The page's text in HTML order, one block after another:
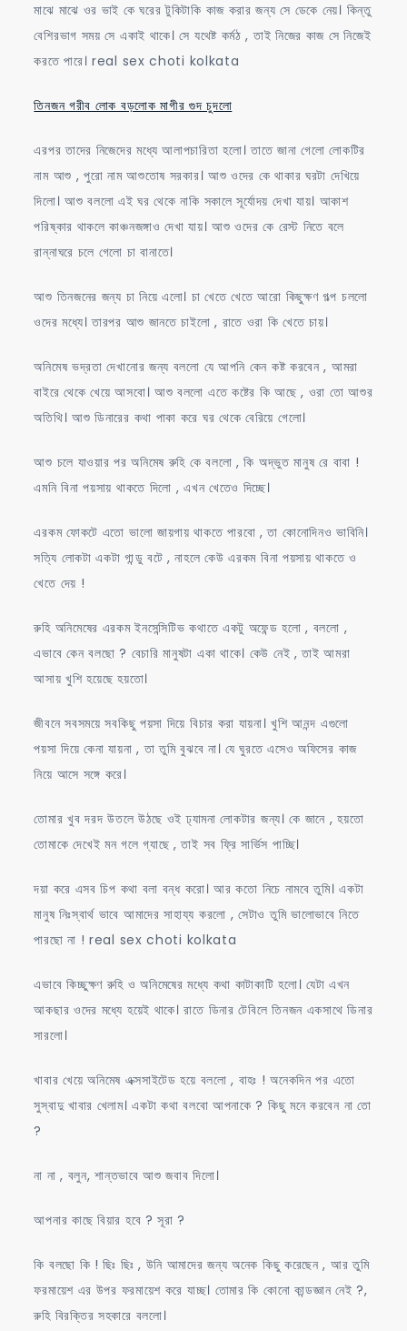
মাঝে মাঝে ওর ভাই কে ঘরের টুকিটাকি কাজ করার জন্য সে ডেকে নেয়। কিন্তু
বেশিরভাগ সময় সে একাই থাকে। সে যথেষ্ট কর্মঠ , তাই নিজের কাজ সে নিজেই
করতে পারে। real sex choti kolkata
তিনজন গরীব লোক বড়লোক মাগীর গুদ চুদলো
এরপর তাদের নিজেদের মধ্যে আলাপচারিতা হলো। তাতে জানা গেলো লোকটির
নাম আশু , পুরো নাম আশুতোষ সরকার। আশু ওদের কে থাকার ঘরটা দেখিয়ে
দিলো। আশু বললো এই ঘর থেকে নাকি সকালে সূর্যোদয় দেখা যায়। আকাশ
পরিষ্কার থাকলে কাঞ্চনজঙ্গাও দেখা যায়। আশু ওদের কে রেস্ট নিতে বলে
রান্নাঘরে চলে গেলো চা বানাতে।
আশু তিনজনের জন্য চা নিয়ে এলো। চা খেতে খেতে আরো কিছুক্ষণ গল্প চললো
ওদের মধ্যে। তারপর আশু জানতে চাইলো , রাতে ওরা কি খেতে চায়।
অনিমেষ ভদ্রতা দেখানোর জন্য বললো যে আপনি কেন কষ্ট করবেন , আমরা
বাইরে থেকে খেয়ে আসবো। আশু বললো এতে কষ্টের কি আছে , ওরা তো আশুর
অতিথি। আশু ডিনারের কথা পাকা করে ঘর থেকে বেরিয়ে গেলো।
আশু চলে যাওয়ার পর অনিমেষ রুহি কে বললো , কি অদ্ভুত মানুষ রে বাবা !
এমনি বিনা পয়সায় থাকতে দিলো , এখন খেতেও দিচ্ছে।
এরকম ফোকটে এতো ভালো জায়গায় থাকতে পারবো , তা কোনোদিনও ভাবিনি।
সত্যি লোকটা একটা গান্ডু বটে , নাহলে কেউ এরকম বিনা পয়সায় থাকতে ও
খেতে দেয় !
রুহি অনিমেষের এরকম ইনসেন্সিটিভ কথাতে একটু অফেন্ড হলো , বললো ,
এভাবে কেন বলছো ? বেচারি মানুষটা একা থাকে। কেউ নেই , তাই আমরা
আসায় খুশি হয়েছে হয়তো।
জীবনে সবসময়ে সবকিছু পয়সা দিয়ে বিচার করা যায়না। খুশি আনন্দ এগুলো
পয়সা দিয়ে কেনা যায়না , তা তুমি বুঝবে না। যে ঘুরতে এসেও অফিসের কাজ
নিয়ে আসে সঙ্গে করে।
তোমার খুব দরদ উতলে উঠছে ওই ঢ্যামনা লোকটার জন্য। কে জানে , হয়তো
তোমাকে দেখেই মন গলে গ্যাছে , তাই সব ফ্রি সার্ভিস পাচ্ছি।
দয়া করে এসব চিপ কথা বলা বন্ধ করো। আর কতো নিচে নামবে তুমি। একটা
মানুষ নিঃস্বার্থ ভাবে আমাদের সাহায্য করলো , সেটাও তুমি ভালোভাবে নিতে
পারছো না ! real sex choti kolkata
এভাবে কিচ্ছুক্ষণ রুহি ও অনিমেষের মধ্যে কথা কাটাকাটি হলো। যেটা এখন
আকছার ওদের মধ্যে হয়েই থাকে। রাতে ডিনার টেবিলে তিনজন একসাথে ডিনার
সারলো।
খাবার খেয়ে অনিমেষ এক্সসাইটেড হয়ে বললো , বাহঃ ! অনেকদিন পর এতো
সুস্বাদু খাবার খেলাম। একটা কথা বলবো আপনাকে ? কিছু মনে করবেন না তো
?
না না , বলুন, শান্তভাবে আশু জবাব দিলো।
আপনার কাছে বিয়ার হবে ? সূরা ?
কি বলছো কি ! ছিঃ ছিঃ , উনি আমাদের জন্য অনেক কিছু করেছেন , আর তুমি
ফরমায়েশ এর উপর ফরমায়েশ করে যাচ্ছ। তোমার কি কোনো কান্ডজ্ঞান নেই ?,
রুহি বিরক্তির সহকারে বললো।